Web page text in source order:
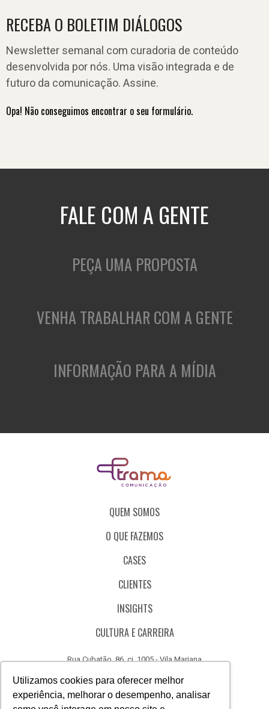
Utilizamos cookies para oferecer melhor
experiência, melhorar o desempenho, analisar
RECEBA O BOLETIM DIÁLOGOS
Newsletter semanal com curadoria de conteúdo
desenvolvida por nós. Uma visão integrada e de
futuro da comunicação. Assine.
Opa! Não conseguimos encontrar o seu formulário.
FALE COM A GENTE
PEÇA UMA PROPOSTA
VENHA TRABALHAR COM A GENTE
INFORMAÇÃO PARA A MÍDIA
QUEM SOMOS
O QUE FAZEMOS
CASES
CLIENTES
INSIGHTS
CULTURA E CARREIRA
Rua Cubatão, 86, cj. 1005 - Vila Mariana
CÓDIGO DE ÉTICA